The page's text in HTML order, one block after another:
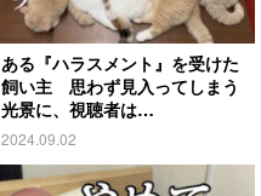
ある『ハラスメント』を受けた
飼い主 思わず見入ってしまう
光景に、視聴者は…
2024.09.02